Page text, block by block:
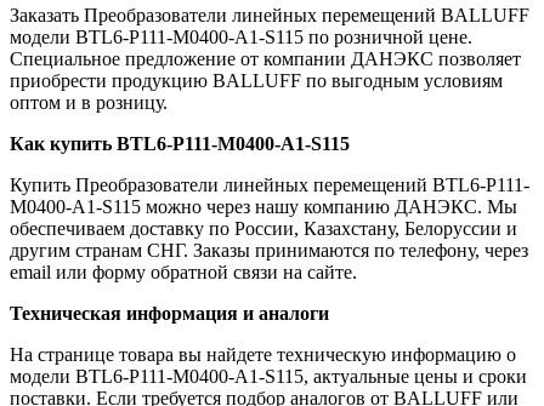
Заказать Преобразователи линейных перемещений BALLUFF
модели BTL6-P111-M0400-A1-S115 по розничной цене.
Специальное предложение от компании ДАНЭКС позволяет
приобрести продукцию BALLUFF по выгодным условиям
оптом и в розницу.
Как купить BTL6-P111-M0400-A1-S115
Купить Преобразователи линейных перемещений BTL6-P111-
M0400-A1-S115 можно через нашу компанию ДАНЭКС. Мы
обеспечиваем доставку по России, Казахстану, Белоруссии и
другим странам СНГ. Заказы принимаются по телефону, через
email или форму обратной связи на сайте.
Техническая информация и аналоги
На странице товара вы найдете техническую информацию о
модели BTL6-P111-M0400-A1-S115, актуальные цены и сроки
поставки. Если требуется подбор аналогов от BALLUFF или